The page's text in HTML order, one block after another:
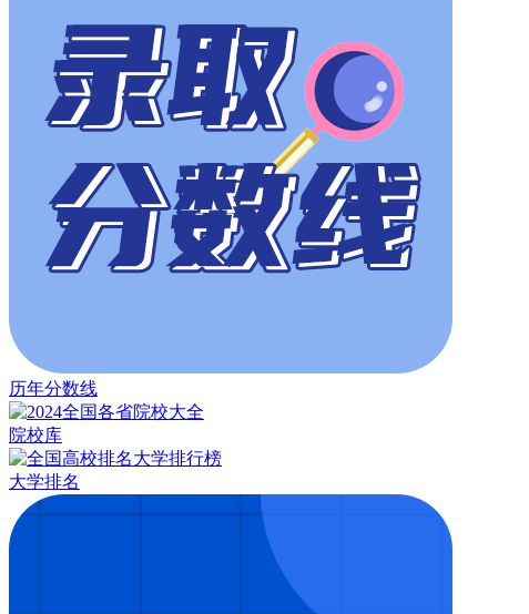
历年分数线
院校库
大学排名